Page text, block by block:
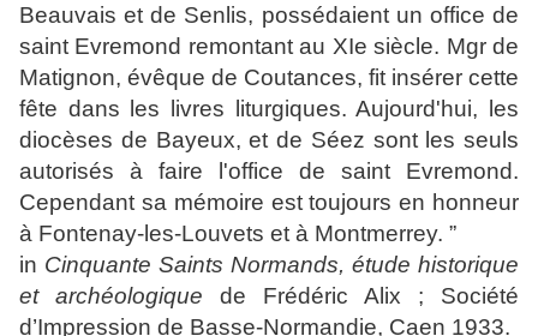
Beauvais et de Senlis, possédaient un office de
saint Evremond remontant au XIe siècle. Mgr de
Matignon, évêque de Coutances, fit insérer cette
fête dans les livres liturgiques. Aujourd'hui, les
diocèses de Bayeux, et de Séez sont les seuls
autorisés à faire l'office de saint Evremond.
Cependant sa mémoire est toujours en honneur
à Fontenay-les-Louvets et à Montmerrey. ”
in Cinquante Saints Normands, étude historique
et archéologique de Frédéric Alix ; Société
d’Impression de Basse-Normandie, Caen 1933.